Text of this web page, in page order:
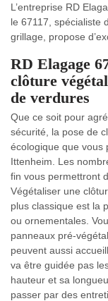
L’entreprise RD
le 67117, spécialiste
grillage, propose
RD Elagage
clôture
de verdures
Que ce soit pour
sécurité, la pose de
écologique que vous
Ittenheim. Les
fin vous permettront
Végétaliser une
plus classique est la
ou ornementales.
panneaux pré-
peuvent aussi
va être guidée pas
hauteur et sa
passer par des